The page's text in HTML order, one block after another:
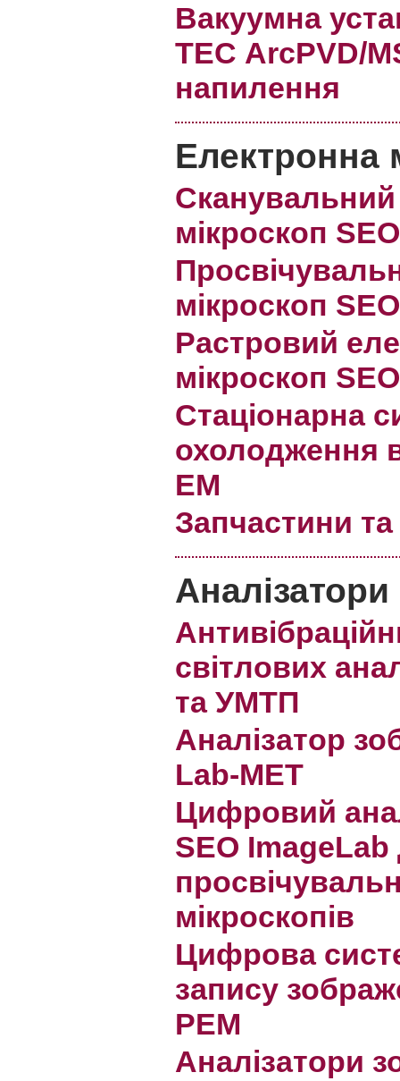
Вакуумна
ТЕС ArcPVD/
напилення
Електронна
мікроскоп
мікроскоп
Растровий
мікроскоп
Стаціонарна
охолодження
ЕМ
Запчастини та
світлових
та УМТП
Аналізатор
Lab-MET
Цифровий
SEO
мікроскопів
Цифрова
запису
РЕМ
Аналізатори